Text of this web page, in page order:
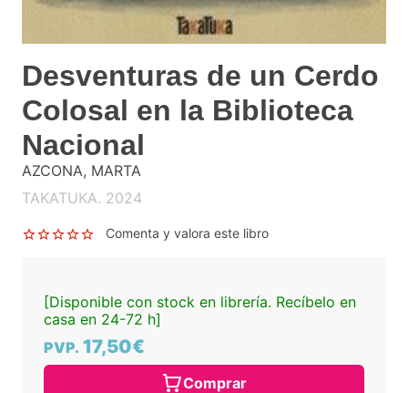
Desventuras de un Cerdo
Colosal en la Biblioteca
Nacional
AZCONA, MARTA
TAKATUKA. 2024
Comenta y valora este libro
[Disponible con stock en librería. Recíbelo en
casa en 24-72 h]
PVP. 17,50€
Comprar